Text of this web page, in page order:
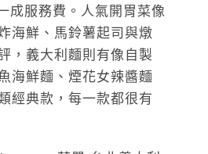
成服務費。人氣開胃菜像
海鮮、馬鈴薯起司與燉
，義大利麵則有像自製
海鮮麵、煙花女辣醬麵
經典款，每一款都很有